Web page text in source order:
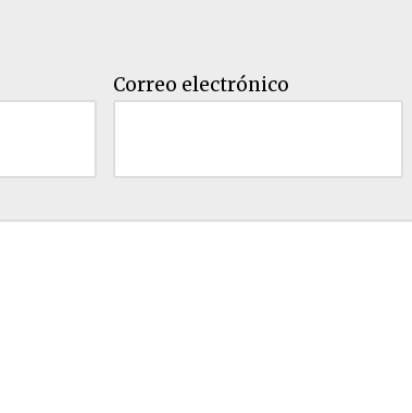
Correo electrónico